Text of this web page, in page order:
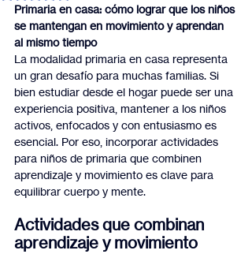
Primaria en casa: cómo lograr que los niños
se mantengan en movimiento y aprendan
al mismo tiempo
La modalidad primaria en casa representa
un gran desafío para muchas familias. Si
bien estudiar desde el hogar puede ser una
experiencia positiva, mantener a los niños
activos, enfocados y con entusiasmo es
esencial. Por eso, incorporar actividades
para niños de primaria que combinen
aprendizaje y movimiento es clave para
equilibrar cuerpo y mente.
Actividades que combinan
aprendizaje y movimiento